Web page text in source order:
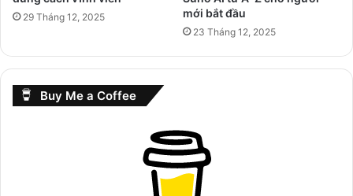
29 Tháng 12, 2025
mới bắt đầu
23 Tháng 12, 2025
Buy Me a Coffee